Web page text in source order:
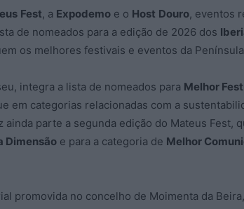
Fest, a Expodemo e o Host Douro, eventos
de nomeados para a edição de 2026 dos
os melhores festivais e eventos da
integra a lista de nomeados para Melhor
em categorias relacionadas com a
parte a segunda edição do Mateus Fest,
Dimensão e para a categoria de Melhor
promovida no concelho de Moimenta da